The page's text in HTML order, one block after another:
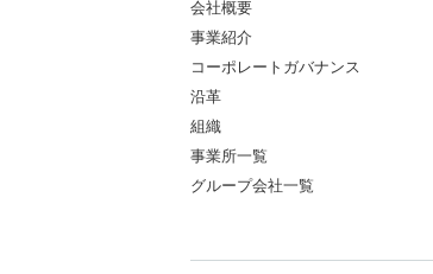
会社概要
事業紹介
コーポレートガバナンス
沿革
組織
事業所一覧
グループ会社一覧